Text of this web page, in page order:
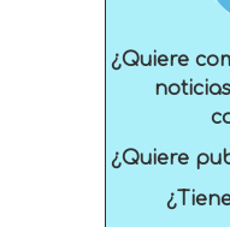
¿Quiere
¿Quiere